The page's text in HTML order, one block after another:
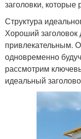
заголовки, которые
Структура
Хороший
привлекательным.
одновременно
рассмотрим
идеальный